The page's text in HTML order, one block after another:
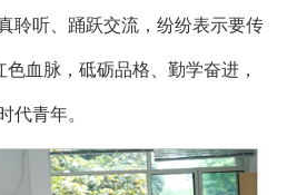
聆听、踊跃交流，纷纷表示要传
色血脉，砥砺品格、勤学奋进，
代青年。